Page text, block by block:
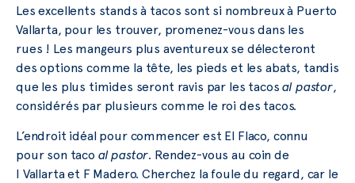
Les excellents stands à tacos sont si nombreux à Puerto
Vallarta, pour les trouver, promenez-vous dans les
rues ! Les mangeurs plus aventureux se délecteront
des options comme la tête, les pieds et les abats, tandis
que les plus timides seront ravis par les tacosal pastor,
considérés par plusieurs comme le roi des tacos.
L’endroit idéal pour commencer est El Flaco, connu
pour son taco al pastor. Rendez-vous au coin de
I Vallarta et F Madero. Cherchez la foule du regard, car le